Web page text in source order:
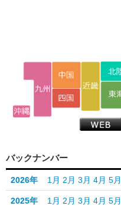
バックナンバー
2026年 1月 2月 3月 4月 5月
2025年 1月 2月 3月 4月 5月